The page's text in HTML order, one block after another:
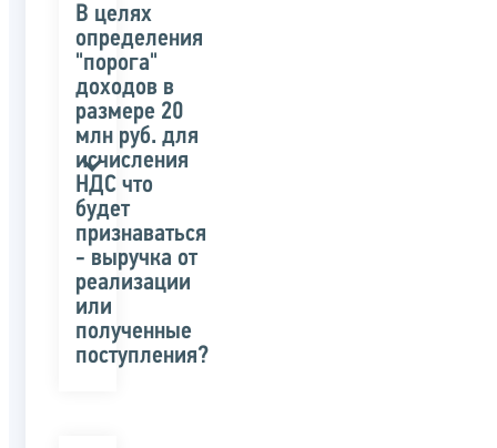
В целях
определения
"порога"
доходов в
размере 20
млн руб. для
исчисления
НДС что
будет
признаваться
- выручка от
реализации
или
полученные
поступления?